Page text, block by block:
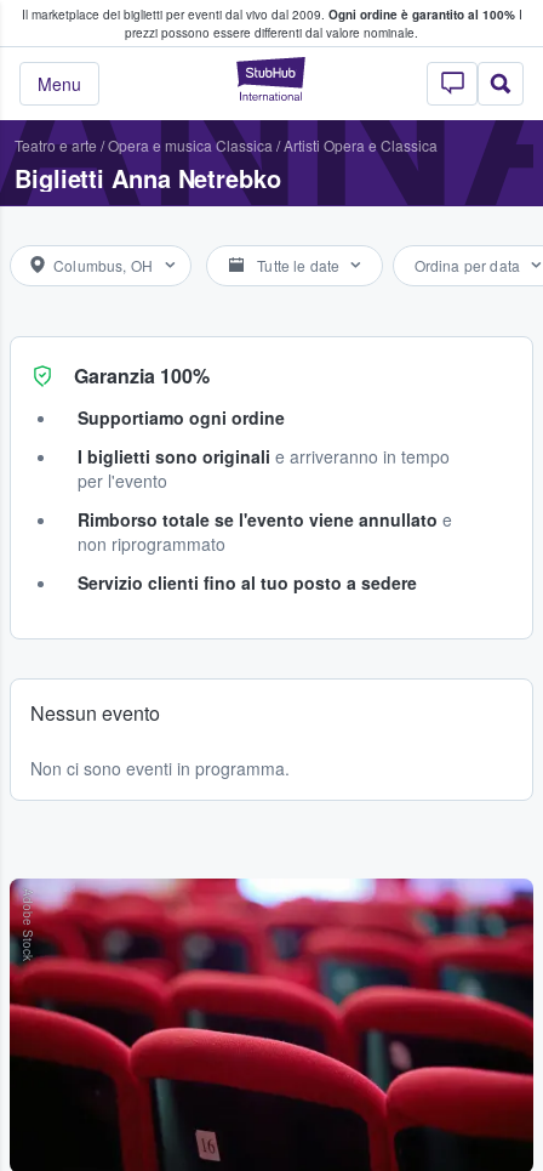
Il marketplace dei biglietti per eventi dal vivo dal 2009. Ogni ordine è garantito al 100%I
prezzi possono essere differenti dal valore nominale.
StubHub - Dove
Menu
fan comprano e vendono biglietti
Teatro e arte /Opera e musica Classica /Artisti Opera e Classica
Biglietti Anna Netrebko
Columbus, OH Tutte le date Ordina per data
Garanzia 100%
Supportiamo ogni ordine
I biglietti sono originali e arriveranno in tempo
per l'evento
Rimborso totale se l'evento viene annullato e
non riprogrammato
Servizio clienti fino al tuo posto a sedere
Nessun evento
Non ci sono eventi in programma.
Adobe Stock